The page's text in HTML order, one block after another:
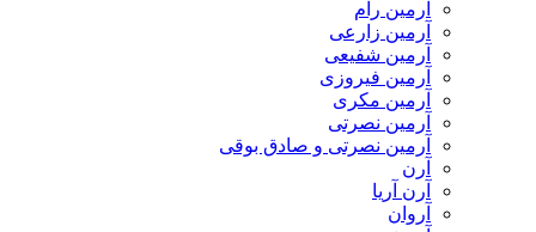
آرمین رام
آرمین زارعی
آرمین شفیعی
آرمین فیروزی
آرمین مکری
آرمین نصرتی
آرمین نصرتی و صادق بوقی
آرن
آرن آریا
آروان